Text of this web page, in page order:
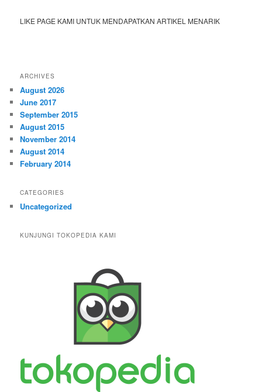
LIKE PAGE KAMI UNTUK MENDAPATKAN ARTIKEL MENARIK
ARCHIVES
August 2026
June 2017
September 2015
August 2015
November 2014
August 2014
February 2014
CATEGORIES
Uncategorized
KUNJUNGI TOKOPEDIA KAMI